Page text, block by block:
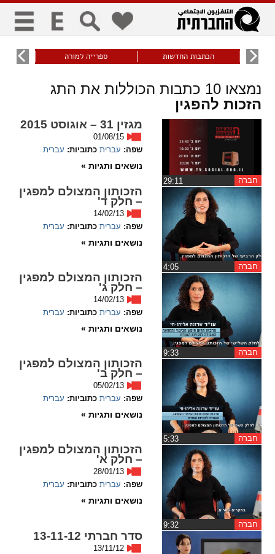
כללי
visibility_off
ביטול הבהובים
keyboard
ניווט מקלדת
title
סימון כותרות
זום
zoom_out
zoom_in
גופנים
remove_circle_outline
Decrease font
spellcheck
גופן קריא
ניגודיות צבעים
brightness_high
ניגודיות בהירה ניגודיות כהה
format_underlined
קו תחתי לקישורים סימון קישורים
cached
משוב
הכתבות החדשות ספרייה למורה עוני
נמצאו10 כתבות הכוללות את התג
הזכות להפגין
חברה
מגזין 31 – אוגוסט 2015
01/08/15
שפה: עברית כתוביות: עברית
נושאים ותגיות »
חברה
הזכותון המצולם למפגין
– חלק ד'
14/02/13
שפה: עברית כתוביות: עברית
נושאים ותגיות »
חברה
הזכותון המצולם למפגין
– חלק ג'
14/02/13
שפה: עברית כתוביות: עברית
נושאים ותגיות »
חברה
הזכותון המצולם למפגין
– חלק ב'
05/02/13
שפה: עברית כתוביות: עברית
נושאים ותגיות »
חברה
הזכותון המצולם למפגין
– חלק א'
28/01/13
שפה: עברית כתוביות: עברית
נושאים ותגיות »
סדר חברתי 13-11-12
13/11/12